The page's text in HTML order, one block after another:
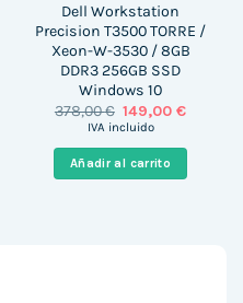
Dell Workstation
Precision T3500 TORRE /
Xeon-W-3530 / 8GB
DDR3 256GB SSD
Windows 10
378,00€ El
precio
era:
378,00 €.
149,00€El
es:
IVA incluido
Añadir al carrito